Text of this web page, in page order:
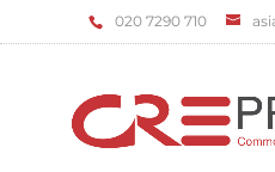
‌020 7290 710